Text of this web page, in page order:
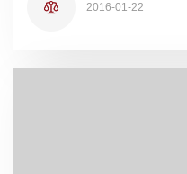
2016-01-22